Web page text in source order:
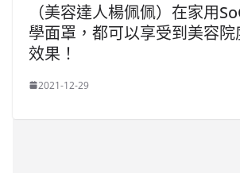
（美容達人楊佩佩）在家用
學面罩，都可以享受到美容
效果！
2021-12-29